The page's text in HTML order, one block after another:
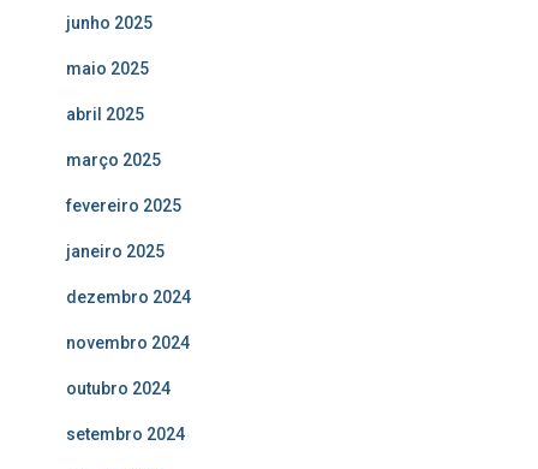
junho 2025
maio 2025
abril 2025
março 2025
fevereiro 2025
janeiro 2025
dezembro 2024
novembro 2024
outubro 2024
setembro 2024